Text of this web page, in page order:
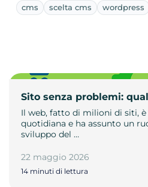
cms scelta cms wordpress
Sito senza problemi:
Il web, fatto di milioni di siti,
quotidiana e ha assunto un
sviluppo del …
22 maggio 2026
14 minuti di lettura